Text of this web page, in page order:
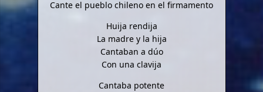
Cante el pueblo chileno en el firmamento
Huija rendija
La madre y la hija
Cantaban a dúo
Con una clavija
Cantaba potente